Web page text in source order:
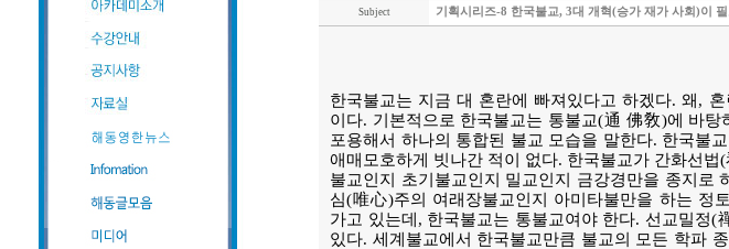
Subject 기획시리즈-8 한국불교, 3대 개혁(승가 재가 사회)이
한국불교는 지금 대 혼란에 빠져있다고 하겠다. 왜,
이다. 기본적으로 한국불교는 통불교(通 佛敎)에 바
포용해서 하나의 통합된 불교 모습을 말한다. 한국불
애매모호하게 빗나간 적이 없다. 한국불교가 간화선
불교인지 초기불교인지 밀교인지 금강경만을 종지로
심(唯心)주의 여래장불교인지 아미타불만을 하는 정
가고 있는데, 한국불교는 통불교여야 한다. 선교밀정
있다. 세계불교에서 한국불교만큼 불교의 모든 학파